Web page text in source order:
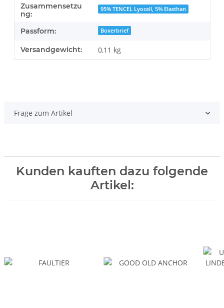
Zusammensetzu
ng:
95% TENCEL Lyocell, 5% Elasthan
Passform: Boxerbrief
Versandgewicht: 0,11 kg
Frage zum Artikel
Kunden kauften dazu folgende
Artikel: